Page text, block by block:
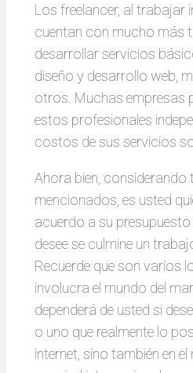
Los freelancer, al trabajar
cuentan con mucho más
desarrollar servicios
diseño y desarrollo web,
otros. Muchas empresas
estos profesionales
costos de sus servicios
Ahora bien,
mencionados, es usted
acuerdo a su presupuesto
desee se culmine un
Recuerde que son varios
involucra el mundo del
dependerá de usted si
o uno que realmente lo
internet, sino también en